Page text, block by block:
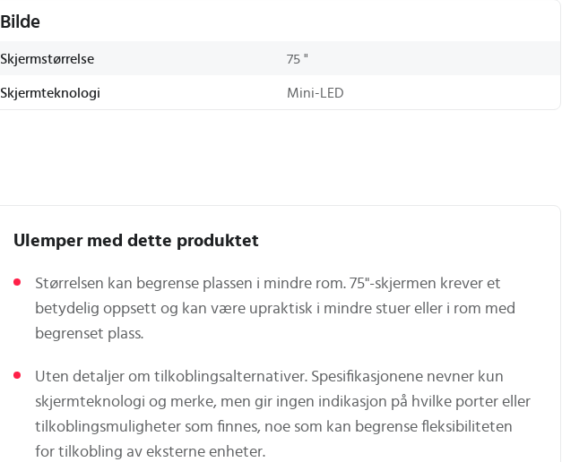
Bilde
Skjermstørrelse 75 "
Skjermteknologi Mini-LED
Ulemper med dette produktet
Størrelsen kan begrense plassen i mindre rom. 75"-skjermen krever et
betydelig oppsett og kan være upraktisk i mindre stuer eller i rom med
begrenset plass.
Uten detaljer om tilkoblingsalternativer. Spesifikasjonene nevner kun
skjermteknologi og merke, men gir ingen indikasjon på hvilke porter eller
tilkoblingsmuligheter som finnes, noe som kan begrense fleksibiliteten
for tilkobling av eksterne enheter.